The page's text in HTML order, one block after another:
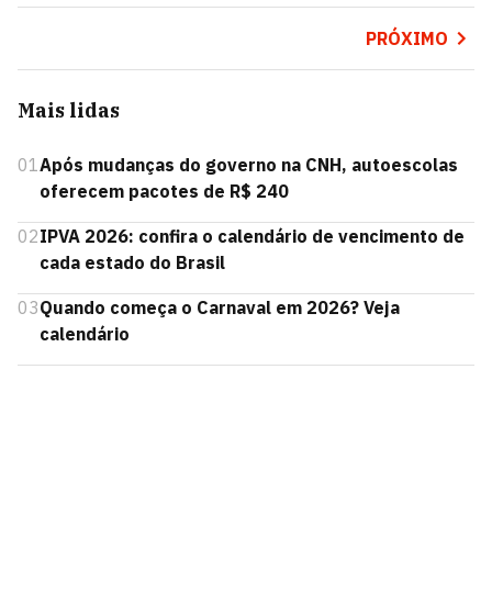
PRÓXIMO
Mais lidas
01Após mudanças do governo na CNH, autoescolas
oferecem pacotes de R$ 240
02IPVA 2026: confira o calendário de vencimento de
cada estado do Brasil
03Quando começa o Carnaval em 2026? Veja
calendário